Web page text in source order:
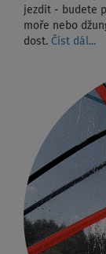
jezdit - budete
moře nebo
dost. Číst dál...